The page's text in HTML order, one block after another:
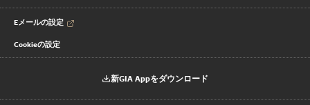
Eメールの設定
Cookieの設定
新GIA Appをダウンロード